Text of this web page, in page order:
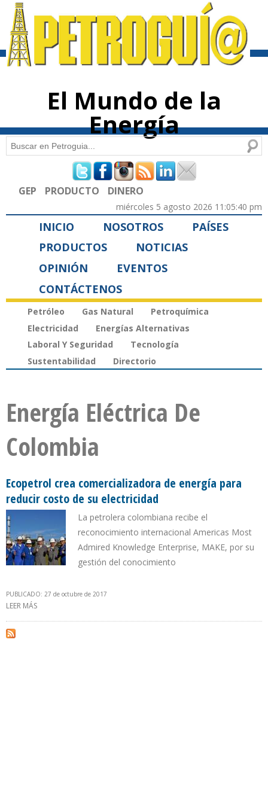
contenido
El Mundo de la
Energía
Formulario de búsqueda
Buscar
GEP PRODUCTO DINERO
miércoles 5 agosto 2026 11:05:40 pm
INICIO NOSOTROS
PAÍSES
PRODUCTOS
NOTICIAS
OPINIÓN
EVENTOS
CONTÁCTENOS
Petróleo Gas Natural
Petroquímica
Electricidad
Energías Alternativas
Laboral Y Seguridad
Tecnología
Sustentabilidad
Directorio
Energía Eléctrica De
Colombia
Ecopetrol crea comercializadora de energía para
reducir costo de su electricidad
La petrolera colombiana recibe el
reconocimiento internacional Americas Most
Admired Knowledge Enterprise, MAKE, por su
gestión del conocimiento
PUBLICADO: 27 de octubre de 2017
LEER MÁS